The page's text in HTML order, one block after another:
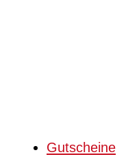
Gutscheine